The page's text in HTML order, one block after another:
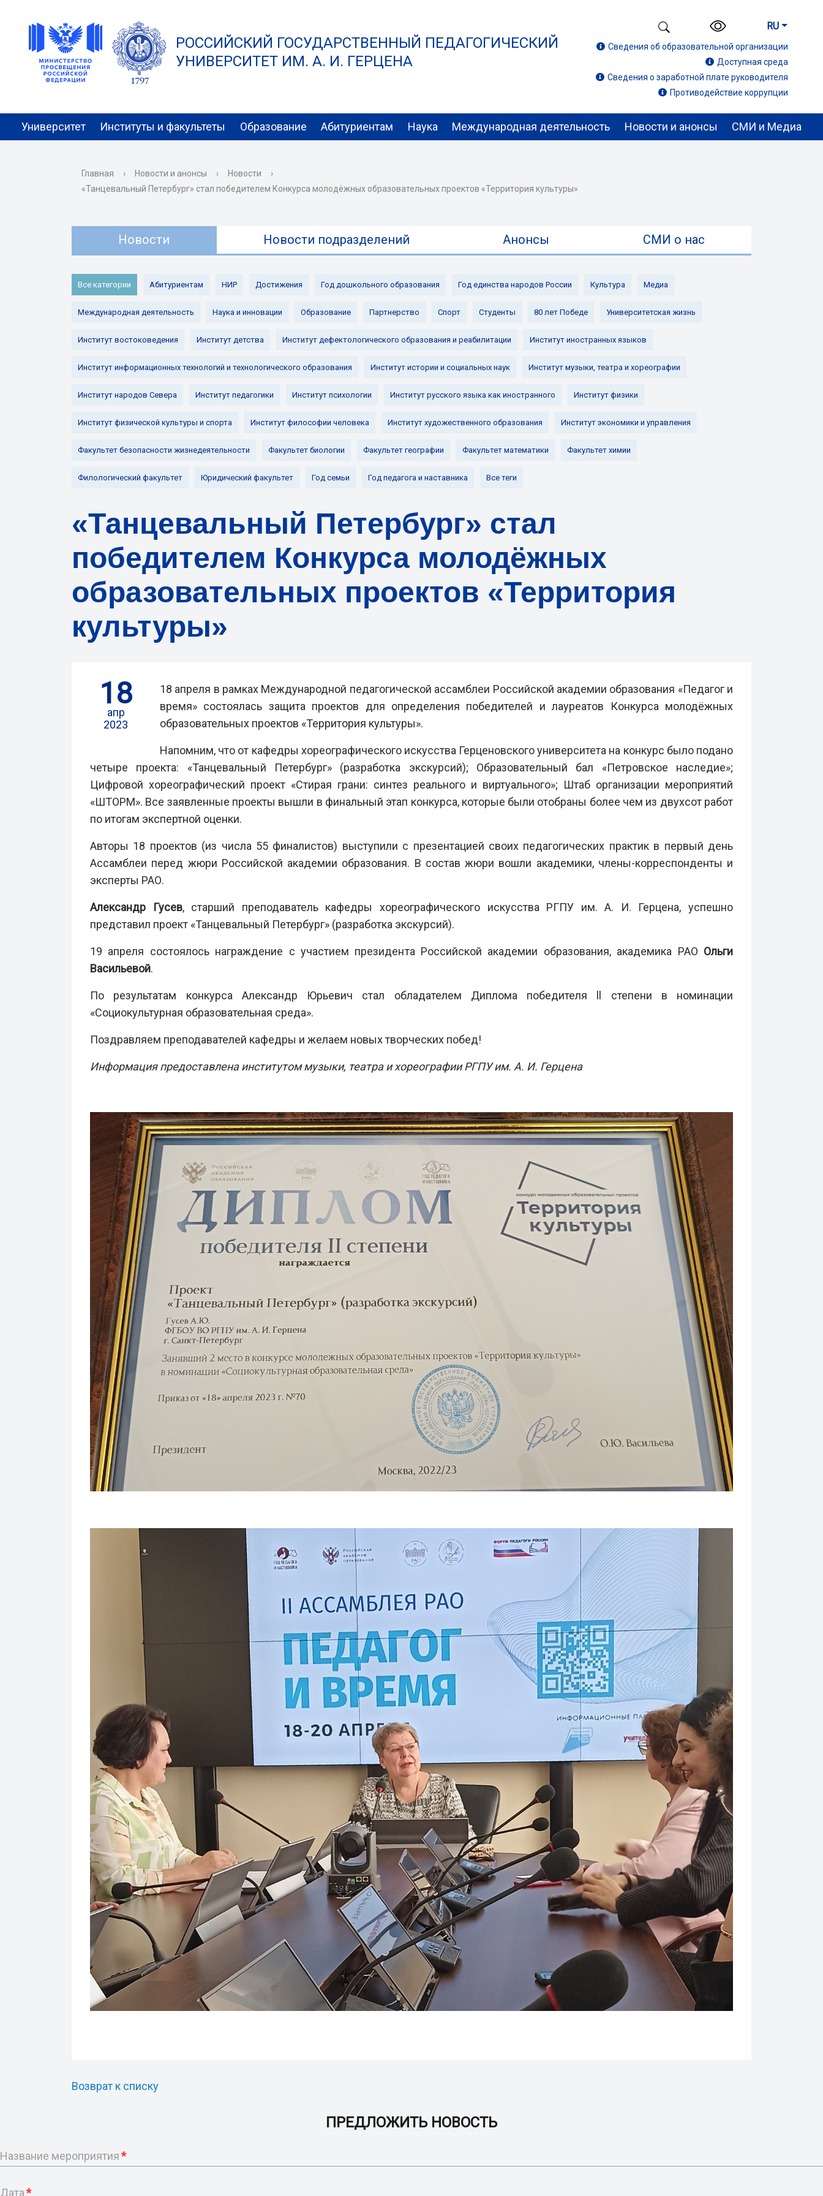
РОССИЙСКИЙ ГОСУДАРСТВЕННЫЙ ПЕДАГОГИЧЕСКИЙ
УНИВЕРСИТЕТ ИМ. А. И. ГЕРЦЕНА
RU
Сведения об образовательной организации
Доступная среда
Сведения о заработной плате руководителя
Противодействие коррупции
Университет Институты и факультеты Образование Абитуриентам Наука Международная деятельность Новости и анонсы СМИ и Медиа
Главная › Новости и анонсы › Новости
›
«Танцевальный Петербург» стал победителем Конкурса молодёжных образовательных проектов «Территория культуры»
Новости Новости подразделений Анонсы СМИ о нас
Все категории Абитуриентам НИР Достижения Год дошкольного образования Год единства народов России Культура Медиа
Международная деятельность Наука и инновации Образование Партнерство Спорт Студенты 80 лет Победе Университетская жизнь
Институт востоковедения Институт детства Институт дефектологического образования и реабилитации Институт иностранных языков
Институт информационных технологий и технологического образования Институт истории и социальных наук Институт музыки, театра и хореографии
Институт народов Севера Институт педагогики Институт психологии Институт русского языка как иностранного Институт физики
Институт физической культуры и спорта Институт философии человека Институт художественного образования Институт экономики и управления
Факультет безопасности жизнедеятельности Факультет биологии Факультет географии Факультет математики Факультет химии
Филологический факультет Юридический факультет Год семьи Год педагога и наставника Все теги
«Танцевальный Петербург» стал
победителем Конкурса молодёжных
образовательных проектов «Территория
культуры»
18
апр
2023
18 апреля в рамках Международной педагогической ассамблеи Российской академии образования «Педагог и
время» состоялась защита проектов для определения победителей и лауреатов Конкурса молодёжных
образовательных проектов «Территория культуры».
Напомним, что от кафедры хореографического искусства Герценовского университета на конкурс было подано
четыре проекта:
«Танцевальный Петербург» (разработка экскурсий);
Образовательный бал «Петровское наследие»;
Цифровой хореографический проект «Стирая грани: синтез реального и виртуального»; Штаб организации мероприятий
«ШТОРМ». Все заявленные проекты вышли в финальный этап конкурса, которые были отобраны более чем из двухсот работ
по итогам экспертной оценки.
Авторы 18 проектов (из числа 55 финалистов) выступили с презентацией своих педагогических практик в первый день
Ассамблеи перед жюри Российской академии образования. В состав жюри вошли академики, члены-корреспонденты и
эксперты РАО.
Александр Гусев, старший преподаватель кафедры хореографического искусства РГПУ им. А. И. Герцена, успешно
представил проект «Танцевальный Петербург» (разработка экскурсий).
19 апреля состоялось награждение с участием президента Российской академии образования, академика РАО Ольги
Васильевой.
По результатам конкурса Александр Юрьевич стал обладателем Диплома победителя ll степени в номинации
«Социокультурная образовательная среда».
Поздравляем преподавателей кафедры и желаем новых творческих побед!
Информация предоставлена институтом музыки, театра и хореографии РГПУ им. А. И. Герцена
Возврат к списку
ПРЕДЛОЖИТЬ НОВОСТЬ
Название мероприятия*
Дата*